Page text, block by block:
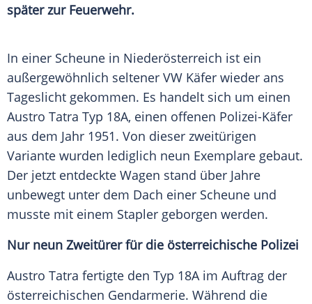
später zur Feuerwehr.
In einer Scheune in Niederösterreich ist ein
außergewöhnlich seltener VW Käfer wieder ans
Tageslicht gekommen. Es handelt sich um einen
Austro Tatra Typ 18A, einen offenen Polizei-Käfer
aus dem Jahr 1951. Von dieser zweitürigen
Variante wurden lediglich neun Exemplare gebaut.
Der jetzt entdeckte Wagen stand über Jahre
unbewegt unter dem Dach einer Scheune und
musste mit einem Stapler geborgen werden.
Nur neun Zweitürer für die österreichische Polizei
Austro Tatra fertigte den Typ 18A im Auftrag der
österreichischen Gendarmerie. Während die